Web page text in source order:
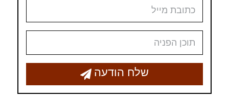
שלח הודעה